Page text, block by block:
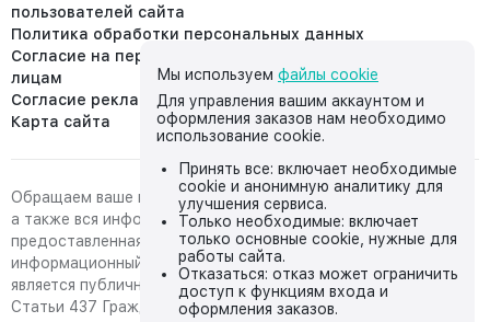
пользователей сайта
Политика обработки персональных данных
Согласие на передачу персональных данных третьим
лицам
Согласие реклама
Карта сайта
Обращаем ваше внимание на то, что данный интернет-сайт,
а также вся информация о товарах и ценах,
предоставленная на нём, носит исключительно
информационный характер и ни при каких условиях не
является публичной офертой, определяемой положениями
Статьи 437 Гражданского кодекса Российской Федерации.
Мы используем файлы cookie
Для управления вашим аккаунтом и
оформления заказов нам необходимо
использование cookie.
Принять все: включает необходимые
cookie и анонимную аналитику для
улучшения сервиса.
Только необходимые: включает
только основные cookie, нужные для
работы сайта.
Отказаться: отказ может ограничить
доступ к функциям входа и
оформления заказов.